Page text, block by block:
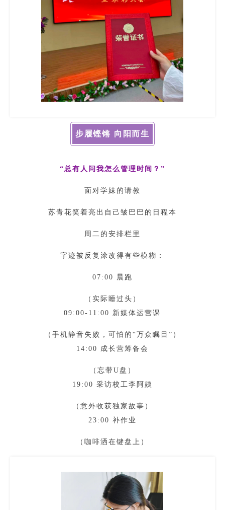
步履铿锵 向阳而生
“总有人问我怎么管理时间？”
面对学妹的请教
苏青花笑着亮出自己皱巴巴的日程本
周二的安排栏里
字迹被反复涂改得有些模糊：
07:00 晨跑
（实际睡过头）
09:00-11:00 新媒体运营课
（手机静音失败，可怕的“万众瞩目”）
14:00 成长营筹备会
（忘带U盘）
19:00 采访校工李阿姨
（意外收获独家故事）
23:00 补作业
（咖啡洒在键盘上）